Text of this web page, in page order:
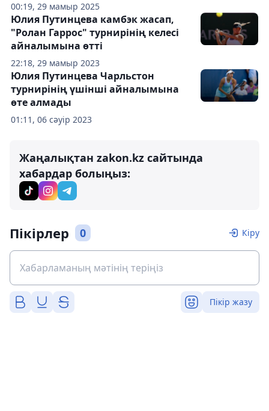
00:19, 29 мамыр 2025
22:18, 29 мамыр 2023
Юлия Путинцева камбэк жасап,
"Ролан Гаррос" турнирінің келесі
айналымына өтті
01:11, 06 сәуір 2023
Юлия Путинцева Чарльстон
турнирінің үшінші айналымына
өте алмады
Жаңалықтан zakon.kz сайтында
хабардар болыңыз:
Пікірлер 0 Кіру
Пікір жазу